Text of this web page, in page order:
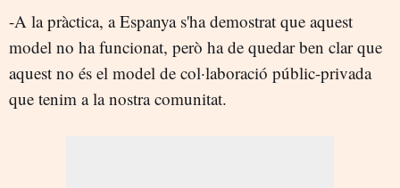
-A la pràctica, a Espanya s'ha demostrat que aquest
model no ha funcionat, però ha de quedar ben clar que
aquest no és el model de col·laboració públic-privada
que tenim a la nostra comunitat.